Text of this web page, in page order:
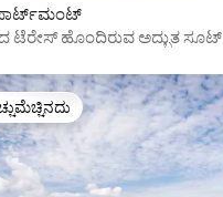
ಟೆರೇಸ್ ಹೊಂದಿರುವ ಅದ್ಭುತ ಸೂಟ್
ಅಚ್ಚುಮೆಚ್ಚಿನದು